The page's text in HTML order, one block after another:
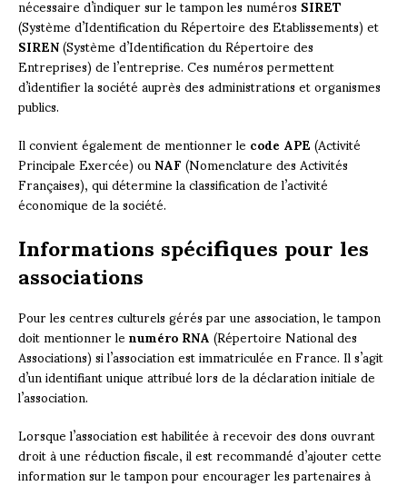
(Système d’Identification du Répertoire des Etablissements) et
SIREN(Système d’Identification du Répertoire des
Entreprises) de l’entreprise. Ces numéros permettent
d’identifier la société auprès des administrations et organismes
publics.
Il convient également de mentionner lecode APE(Activité
Principale Exercée) ouNAF(Nomenclature des Activités
Françaises), qui détermine la classification de l’activité
économique de la société.
Informations spécifiques pour les
associations
Pour les centres culturels gérés par une association, le tampon
doit mentionner lenuméro RNA(Répertoire National des
Associations) si l’association est immatriculée en France. Il s’agit
d’un identifiant unique attribué lors de la déclaration initiale de
l’association.
Lorsque l’association est habilitée à recevoir des dons ouvrant
droit à une réduction fiscale, il est recommandé d’ajouter cette
information sur le tampon pour encourager les partenaires à